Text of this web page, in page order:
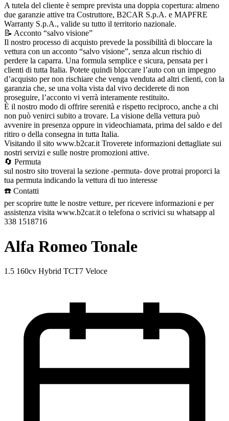
A tutela del cliente è sempre prevista una doppia copertura: almeno
due garanzie attive tra Costruttore, B2CAR S.p.A. e MAPFRE
Warranty S.p.A., valide su tutto il territorio nazionale.
📝 Acconto “salvo visione”
Il nostro processo di acquisto prevede la possibilità di bloccare la
vettura con un acconto “salvo visione”, senza alcun rischio di
perdere la caparra. Una formula semplice e sicura, pensata per i
clienti di tutta Italia. Potete quindi bloccare l’auto con un impegno
d’acquisto per non rischiare che venga venduta ad altri clienti, con la
garanzia che, se una volta vista dal vivo deciderete di non
proseguire, l’acconto vi verrà interamente restituito.
È il nostro modo di offrire serenità e rispetto reciproco, anche a chi
non può venirci subito a trovare. La visione della vettura può
avvenire in presenza oppure in videochiamata, prima del saldo e del
ritiro o della consegna in tutta Italia.
Visitando il sito www.b2car.it Troverete informazioni dettagliate sui
nostri servizi e sulle nostre promozioni attive.
🔄 Permuta
sul nostro sito troverai la sezione -permuta- dove protrai proporci la
tua permuta indicando la vettura di tuo interesse
☎️ Contatti
per scoprire tutte le nostre vetture, per ricevere informazioni e per
assistenza visita www.b2car.it o telefona o scrivici su whatsapp al
338 1518716
Alfa Romeo Tonale
1.5 160cv Hybrid TCT7 Veloce